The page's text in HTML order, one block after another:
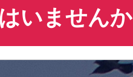
いませんか